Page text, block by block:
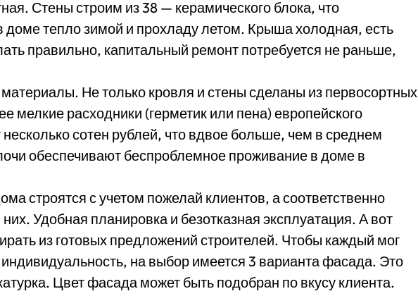
Стены строим из 38 — керамического блока, что
доме тепло зимой и прохладу летом. Крыша холодная, есть
правильно, капитальный ремонт потребуется не раньше,
Не только кровля и стены сделаны из первосортных
мелкие расходники (герметик или пена) европейского
несколько сотен рублей, что вдвое больше, чем в среднем
обеспечивают беспроблемное проживание в доме в
строятся с учетом пожелай клиентов, а соответственно
Удобная планировка и безотказная эксплуатация. А вот
из готовых предложений строителей. Чтобы каждый мог
на выбор имеется 3 варианта фасада. Это
Цвет фасада может быть подобран по вкусу клиента.